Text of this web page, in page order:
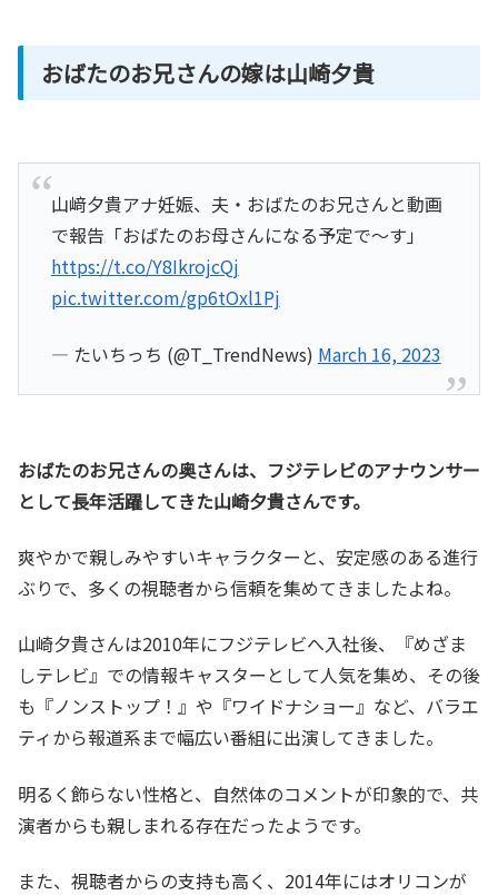
おばたのお兄さんの嫁は山崎夕貴
山﨑夕貴アナ妊娠、夫・おばたのお兄さんと動画
で報告「おばたのお母さんになる予定で～す」
https://t.co/Y8IkrojcQj
pic.twitter.com/gp6tOxl1Pj
— たいちっち (@T_TrendNews) March 16, 2023
おばたのお兄さんの奥さんは、フジテレビのアナウンサー
として長年活躍してきた山崎夕貴さんです。
爽やかで親しみやすいキャラクターと、安定感のある進行
ぶりで、多くの視聴者から信頼を集めてきましたよね。
山崎夕貴さんは2010年にフジテレビへ入社後、『めざま
しテレビ』での情報キャスターとして人気を集め、その後
も『ノンストップ！』や『ワイドナショー』など、バラエ
ティから報道系まで幅広い番組に出演してきました。
明るく飾らない性格と、自然体のコメントが印象的で、共
演者からも親しまれる存在だったようです。
また、視聴者からの支持も高く、2014年にはオリコンが